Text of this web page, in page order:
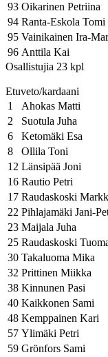
93 Oikarinen Petriina
94 Ranta-Eskola Tomi
95 Vainikainen Ira-
96 Anttila Kai
Osallistujia 23 kpl
Etuveto/kardaani
1
Ahokas Matti
2
Suotula Juha
6
Ketomäki Esa
8
Ollila Toni
12 Länsipää Joni
16 Rautio Petri
17 Raudaskoski
22 Pihlajamäki Jani-
23 Maijala Juha
25 Raudaskoski
30 Takaluoma Mika
32 Prittinen Miikka
38 Kinnunen Pasi
40 Kaikkonen Sami
48 Kemppainen Kari
57 Ylimäki Petri
59 Grönfors Sami